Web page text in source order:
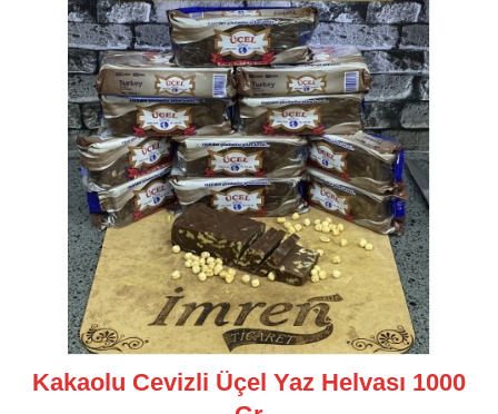
Kakaolu Cevizli Üçel Yaz Helvası 1000